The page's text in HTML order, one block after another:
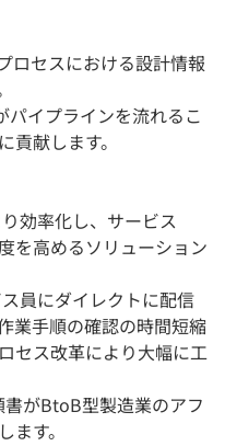
ロセスにおける設計情報
パイプラインを流れるこ
貢献します。
効率化し、サービス
を高めるソリューション
員にダイレクトに配信
業手順の確認の時間短縮
セス改革により大幅に工
がBtoB型製造業のアフ
す。